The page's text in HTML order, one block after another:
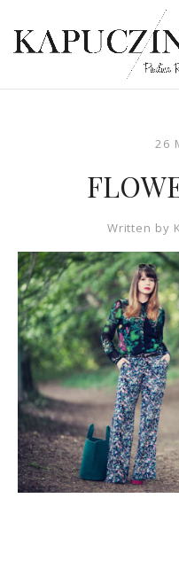
26
Written by